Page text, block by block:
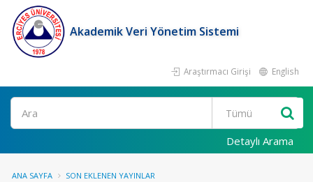
Akademik Veri Yönetim Sistemi
Araştırmacı Girişi English
Ara
Detaylı Arama
ANA SAYFA SON EKLENEN YAYINLAR